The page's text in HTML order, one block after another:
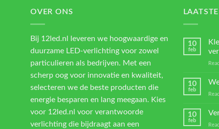
OVER ONS
Bij 12led.nl leveren we hoogwaardige en
duurzame LED-verlichting voor zowel
particulieren als bedrijven. Met een
scherp oog voor innovatie en kwaliteit,
selecteren we de beste producten die
energie besparen en lang meegaan. Kies
voor 12led.nl voor verantwoorde
verlichting die bijdraagt aan een
10
feb
10
feb
10
feb